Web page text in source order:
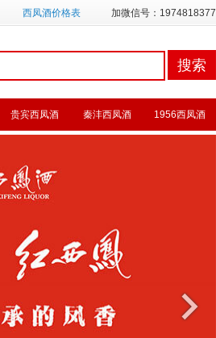
西凤酒价格表 加微信号：1974818377
贵宾西凤酒 秦沣西凤酒 1956西凤酒